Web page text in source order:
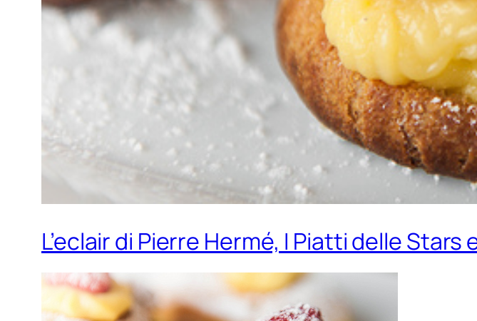
L’eclair di Pierre Hermé, I Piatti delle